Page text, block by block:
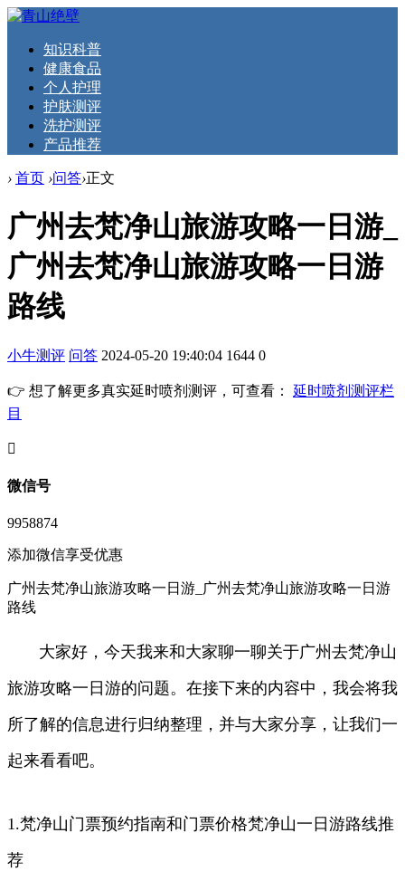
知识科普
健康食品
个人护理
护肤测评
洗护测评
产品推荐
› 首页 ›问答›正文
广州去梵净山旅游攻略一日游_
广州去梵净山旅游攻略一日游
路线
小牛测评 问答 2024-05-20 19:40:04 1644 0
👉 想了解更多真实延时喷剂测评，可查看： 延时喷剂测评栏
目
󦘖
微信号
9958874
添加微信享受优惠
广州去梵净山旅游攻略一日游_广州去梵净山旅游攻略一日游
路线
大家好，今天我来和大家聊一聊关于广州去梵净山
旅游攻略一日游的问题。在接下来的内容中，我会将我
所了解的信息进行归纳整理，并与大家分享，让我们一
起来看看吧。
1.梵净山门票预约指南和门票价格梵净山一日游路线推
荐